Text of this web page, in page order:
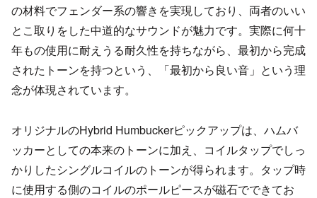
の材料でフェンダー系の響きを実現しており、両者のいい
とこ取りをした中道的なサウンドが魅力です。実際に何十
年もの使用に耐えうる耐久性を持ちながら、最初から完成
されたトーンを持つという、「最初から良い音」という理
念が体現されています。
オリジナルのHybrid Humbuckerピックアップは、ハムバ
ッカーとしての本来のトーンに加え、コイルタップでしっ
かりしたシングルコイルのトーンが得られます。タップ時
に使用する側のコイルのポールピースが磁石でできてお